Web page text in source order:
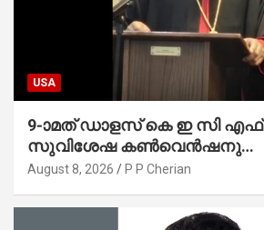
USA
9-ാമത് ഡാളസ് കെ ഇ സി എഫ് സംയുക്ത
സുവിശേഷ കൺവെൻഷനു
പ്രാർത്ഥനാനിർഭരമായ തുടക്കം
August 8, 2026 P P Cherian